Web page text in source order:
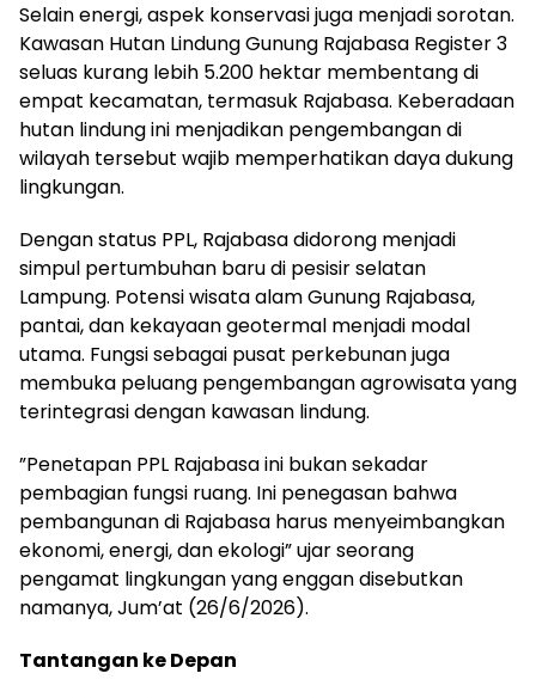
‎Selain energi, aspek konservasi juga menjadi sorotan.
Kawasan Hutan Lindung Gunung Rajabasa Register 3
seluas kurang lebih 5.200 hektar membentang di
empat kecamatan, termasuk Rajabasa. Keberadaan
hutan lindung ini menjadikan pengembangan di
wilayah tersebut wajib memperhatikan daya dukung
lingkungan.
‎Dengan status PPL, Rajabasa didorong menjadi
simpul pertumbuhan baru di pesisir selatan
Lampung. Potensi wisata alam Gunung Rajabasa,
pantai, dan kekayaan geotermal menjadi modal
utama. Fungsi sebagai pusat perkebunan juga
membuka peluang pengembangan agrowisata yang
terintegrasi dengan kawasan lindung.
‎”Penetapan PPL Rajabasa ini bukan sekadar
pembagian fungsi ruang. Ini penegasan bahwa
pembangunan di Rajabasa harus menyeimbangkan
ekonomi, energi, dan ekologi” ujar seorang
pengamat lingkungan yang enggan disebutkan
namanya, Jum’at (26/6/2026).
‎Tantangan ke Depan